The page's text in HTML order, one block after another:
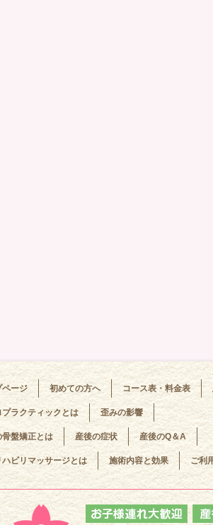
ページ 初めての方へ コース表・料金表
プラクティックとは 歪みの影響
骨盤矯正とは 産後の症状 産後のQ＆A
ハビリマッサージとは 施術内容と効果 ご利